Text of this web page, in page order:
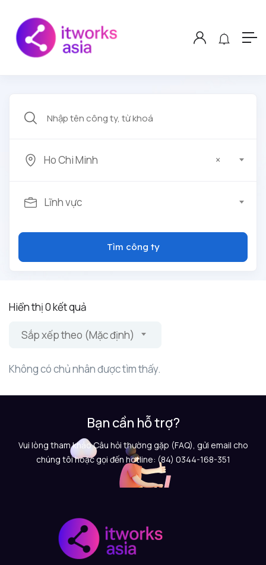
×
Ho Chi Minh
Lĩnh vực
Tìm công ty
Hiển thị 0 kết quả
Sắp xếp theo (Mặc định)
Không có chủ nhân được tìm thấy.
Bạn cần hỗ trợ?
Vui lòng tham khảo Câu hỏi thường gặp (FAQ), gửi email cho
chúng tôi hoặc gọi đến hotline: (84) 0344-168-351